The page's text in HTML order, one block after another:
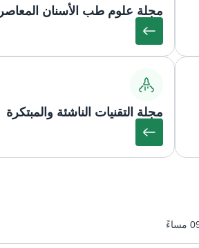
مجلة علوم طب الأسنان
مجلة التقنيات الناشئة والمبتكرة